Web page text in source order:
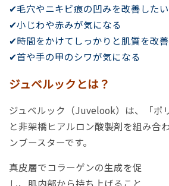
✔毛穴やニキビ痕の凹みを改善したい
✔小じわや赤みが気になる
✔時間をかけてしっかりと肌質を改
✔首や手の甲のシワが気になる
ジュベルックとは？
ジュベルック（Juvelook）は、「ポ
と非架橋ヒアルロン酸製剤を組み合
ンブースターです。
真皮層でコラーゲンの生成を促
し、肌内部から持ち上げること